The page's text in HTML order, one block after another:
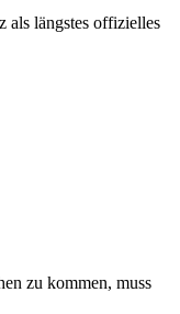
als längstes offizielles
zu kommen, muss